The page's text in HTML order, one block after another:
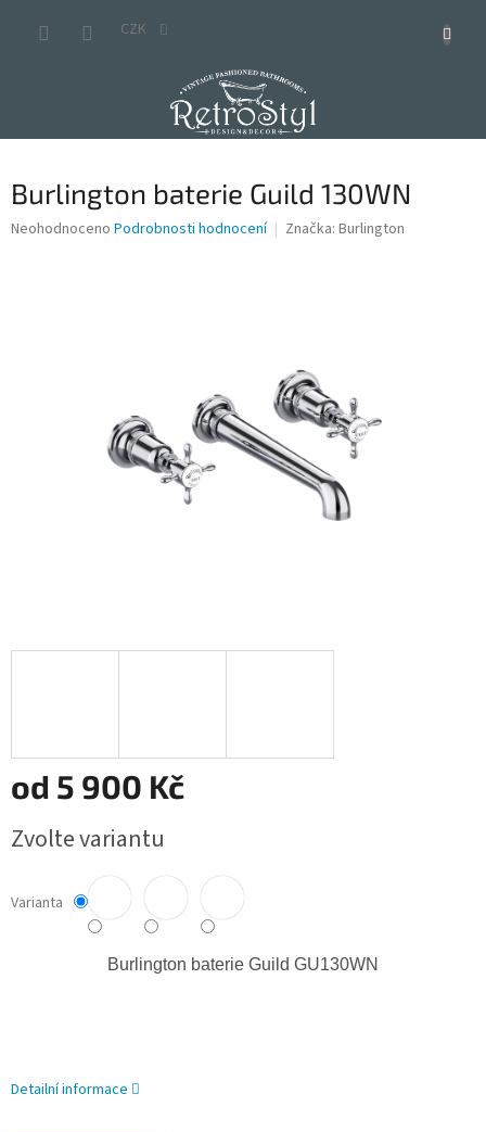
CZK
Burlington baterie Guild 130WN
Průměrné
Neohodnoceno Podrobnosti hodnocení Značka: Burlington
od 5 900 Kč
cena:
Zvolte variantu
Varianta
Burlington baterie Guild GU130WN
Detailní informace